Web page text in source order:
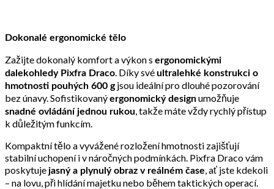
Dokonalé ergonomické tělo
Zažijte dokonalý komfort a výkon s ergonomickými
dalekohledy Pixfra Draco . Díky svéultralehké konstrukci o
hmotnosti pouhých 600 gjsou ideální pro dlouhé pozorování
bez únavy. Sofistikovanýergonomický designumožňuje
snadné ovládání jednou rukou , takže máte vždy rychlý přístup
k důležitým funkcím.
Kompaktní tělo a vyvážené rozložení hmotnosti zajišťují
stabilní uchopení i v náročných podmínkách. Pixfra Draco vám
poskytujejasný a plynulý obraz v reálném čase , ať jste kdekoli
– na lovu, při hlídání majetku nebo během taktických operací.